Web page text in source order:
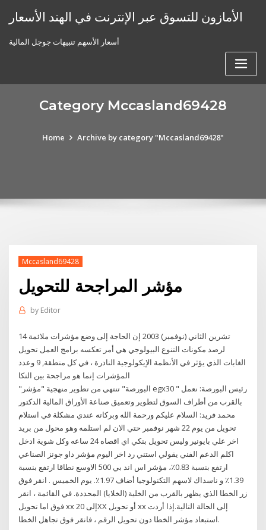
الأمازون للتسوق عبر الإنترنت في الهند الأسعار
أسعار الأسهم تنبيهات جوجل المالية
Category Mccasland69428
Home Archive by category "Mccasland69428"
Mccasland69428
مؤشر المراجحة للتحويل
by Editor
14 تشرين الثاني (نوفمبر) 2003 إن الحاجة إلى وضع مؤشرات ملائمة
لرصد مكونات التنوع البيولوجي هي أمر تعكسه برامج العمل تحويل
الغابات الذي يؤثر في الأنظمة الإيكولوجية النادرة ، في كل منطقة, 9 وعدد
المؤشرات إنما هو مراجحة بين التكا
"البورصة" تنتهي من تطوير منهجية "مؤشر egx30 " رئيس البورصة: نعمل
بالقرب من أطراف السوق لتطوير وتعميق صناعة الأوراق المالية الدكتور
محمد فريد: السلام عليكم ورحمة الله وبركاته عندي مشكلة في استلام
تحويل من يوم 22 شهر نوفمبر حتي الان لم استلمه وهو محول من بريد
اخر علي بايونير وليس تحويل بنكي اي اقصاه 24 ساعه وكل شوية ادخل
اكلم الدعم الفني يقولي استني رد اخر اليوم مؤشر داو جونز الصناعي
ارتفع بنسبة 0.83٪، مؤشر اس اند بي 500 الاوسع نطاقا ارتفع بنسبة
1.39٪ و ناسداك لاسهم التكنولوجيا أضاف 1.97٪. يوم الخميس . انقر فوق
زر الخطا الذي يظهر بالقرب من الخلية (الخلايا) المحددة. في القائمة ، انقر
فوق اما تحويل xx إلى 20XX أو تحويل xx إلى الحالة التالية.إذا أردت
استبعاد مؤشر الخطا دون تحويل الرقم ، فانقر فوق تجاهل الخطا.